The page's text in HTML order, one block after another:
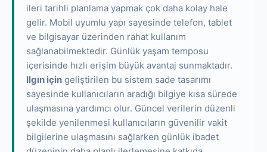
ileri tarihli planlama yapmak çok daha kolay hale
gelir. Mobil uyumlu yapı sayesinde telefon, tablet
ve bilgisayar üzerinden rahat kullanım
sağlanabilmektedir. Günlük yaşam temposu
içerisinde hızlı erişim büyük avantaj sunmaktadır.
Ilgın için geliştirilen bu sistem sade tasarımı
sayesinde kullanıcıların aradığı bilgiye kısa sürede
ulaşmasına yardımcı olur. Güncel verilerin düzenli
şekilde yenilenmesi kullanıcıların güvenilir vakit
bilgilerine ulaşmasını sağlarken günlük ibadet